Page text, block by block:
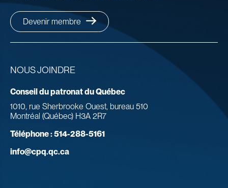
NOUS JOINDRE
Conseil du patronat du Québec
1010, rue Sherbrooke Ouest, bureau 510
Montréal (Québec) H3A 2R7
Téléphone :514-288-5161
info@cpq.qc.ca
Devenir membre